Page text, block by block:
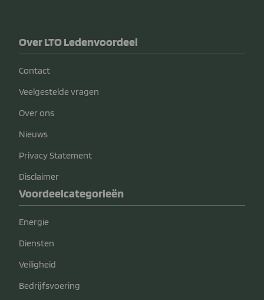
Over LTO Ledenvoordeel
Contact
Veelgestelde vragen
Over ons
Nieuws
Privacy Statement
Disclaimer
Voordeelcategorieën
Energie
Diensten
Veiligheid
Bedrijfsvoering